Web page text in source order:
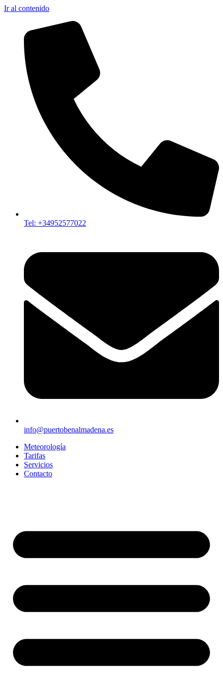
Ir al contenido
Tel: +34952577022
info@puertobenalmadena.es
Meteorología
Tarifas
Servicios
Contacto